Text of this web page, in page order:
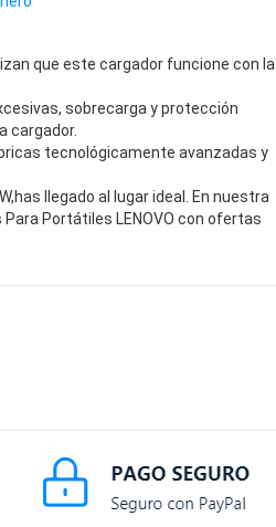
que este cargador funcione con la
sobrecarga y protección
cargador.
tecnológicamente avanzadas y
llegado al lugar ideal. En nuestra
Portátiles LENOVO con ofertas